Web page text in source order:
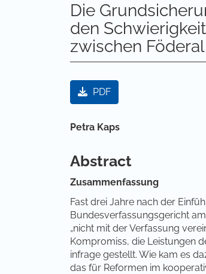
Die
den
zwischen
Artikel-Sidebar
PDF
Hauptsächlicher
Petra Kaps
Abstract
Zusammenfassung
Fast drei Jahre nach der
Bundesverfassungsgericht
„nicht mit der Verfassung
Kompromiss, die Leistungen
infrage gestellt. Wie kam es
das für Reformen im